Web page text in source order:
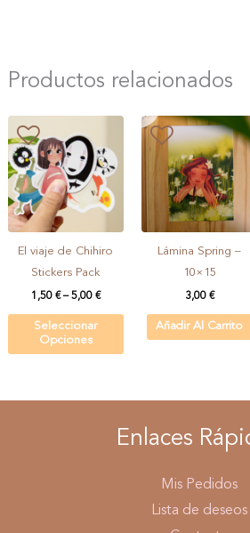
Productos relacionados
El viaje de Chihiro
Stickers Pack
1,50 €–5,00 €
Seleccionar
Opciones
Lámina Spring –
10×15
3,00 €
Añadir Al Carrito
Enlaces
Mis Pedidos
Lista de deseos